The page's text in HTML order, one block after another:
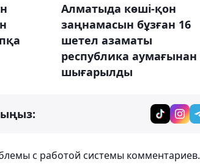
Алматыда көші-қон
заңнамасын бұзған 16
шетел азаматы
республика аумағынан
шығарылды
с работой системы комментариев.